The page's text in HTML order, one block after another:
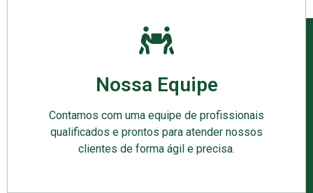
Nossa Equipe
Contamos com uma equipe de profissionais
qualificados e prontos para atender nossos
clientes de forma ágil e precisa.